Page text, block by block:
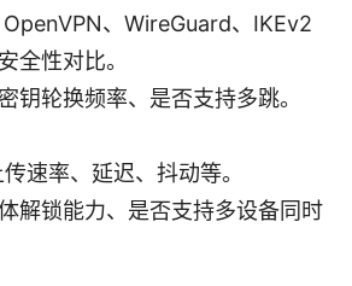
、WireGuard、IKEv2
全性对比。
钥轮换频率、是否支持多跳。
速率、延迟、抖动等。
解锁能力、是否支持多设备同时